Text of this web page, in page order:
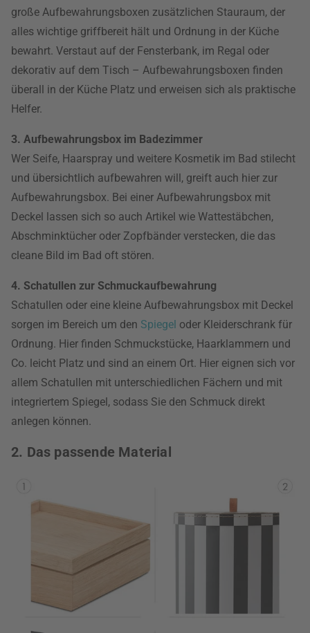
große Aufbewahrungsboxen zusätzlichen Stauraum, der
alles wichtige griffbereit hält und Ordnung in der Küche
bewahrt. Verstaut auf der Fensterbank, im Regal oder
dekorativ auf dem Tisch – Aufbewahrungsboxen finden
überall in der Küche Platz und erweisen sich als praktische
Helfer.
3. Aufbewahrungsbox im Badezimmer
Wer Seife, Haarspray und weitere Kosmetik im Bad stilecht
und übersichtlich aufbewahren will, greift auch hier zur
Aufbewahrungsbox. Bei einer Aufbewahrungsbox mit
Deckel lassen sich so auch Artikel wie Wattestäbchen,
Abschminktücher oder Zopfbänder verstecken, die das
cleane Bild im Bad oft stören.
4. Schatullen zur Schmuckaufbewahrung
Schatullen oder eine kleine Aufbewahrungsbox mit Deckel
sorgen im Bereich um den Spiegel oder Kleiderschrank für
Ordnung. Hier finden Schmuckstücke, Haarklammern und
Co. leicht Platz und sind an einem Ort. Hier eignen sich vor
allem Schatullen mit unterschiedlichen Fächern und mit
integriertem Spiegel, sodass Sie den Schmuck direkt
anlegen können.
2. Das passende Material